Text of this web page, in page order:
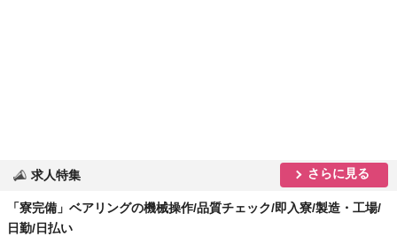
求人特集 さらに見る
「寮完備」ベアリングの機械操作/品質チェック/即入寮/製造・工場/
日勤/日払い